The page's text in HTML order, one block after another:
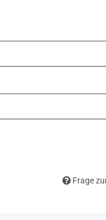
Frage